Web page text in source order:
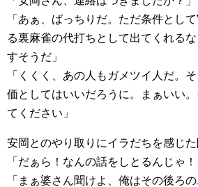
「あぁ、ばっちりだ。ただ条件とし
る裏麻雀の代打ちとして出てくれる
すそうだ」
「くくく、あの人もガメツイ人だ。
価としてはいいだろうに。まぁいい
てください」
安岡とのやり取りにイラだちを感じ
「だぁら！なんの話をしとるんじゃ！
「まぁ婆さん聞けよ、俺はその後ろ